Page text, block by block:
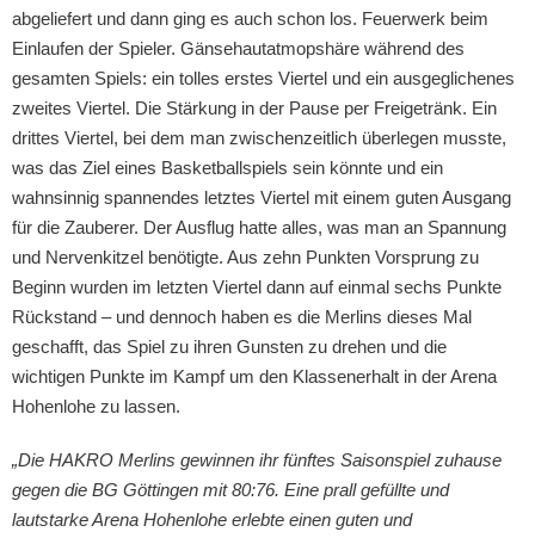
abgeliefert und dann ging es auch schon los. Feuerwerk beim
Einlaufen der Spieler. Gänsehautatmopshäre während des
gesamten Spiels: ein tolles erstes Viertel und ein ausgeglichenes
zweites Viertel. Die Stärkung in der Pause per Freigetränk. Ein
drittes Viertel, bei dem man zwischenzeitlich überlegen musste,
was das Ziel eines Basketballspiels sein könnte und ein
wahnsinnig spannendes letztes Viertel mit einem guten Ausgang
für die Zauberer. Der Ausflug hatte alles, was man an Spannung
und Nervenkitzel benötigte. Aus zehn Punkten Vorsprung zu
Beginn wurden im letzten Viertel dann auf einmal sechs Punkte
Rückstand – und dennoch haben es die Merlins dieses Mal
geschafft, das Spiel zu ihren Gunsten zu drehen und die
wichtigen Punkte im Kampf um den Klassenerhalt in der Arena
Hohenlohe zu lassen.
„Die HAKRO Merlins gewinnen ihr fünftes Saisonspiel zuhause
gegen die BG Göttingen mit 80:76. Eine prall gefüllte und
lautstarke Arena Hohenlohe erlebte einen guten und